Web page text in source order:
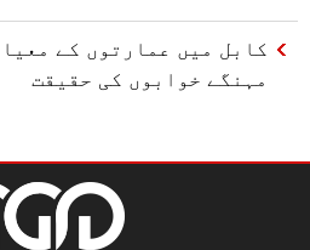
کابل میں عمارتوں کے
مہنگے خوابوں کی حقیقت